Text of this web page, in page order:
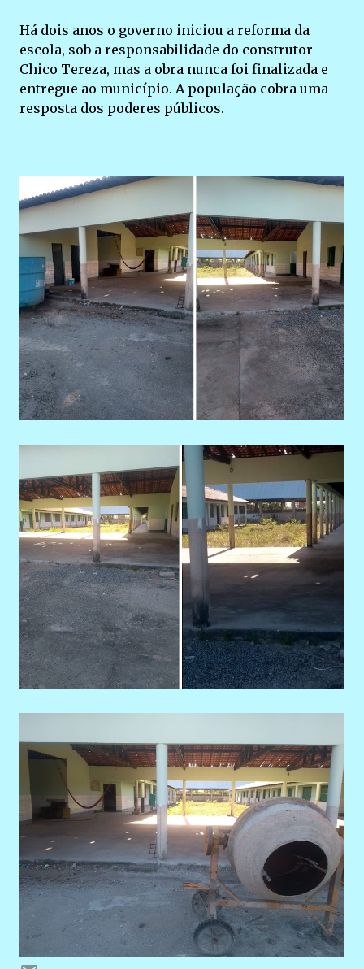
Há dois anos o governo iniciou a reforma da
escola, sob a responsabilidade do construtor
Chico Tereza, mas a obra nunca foi finalizada e
entregue ao município. A população cobra uma
resposta dos poderes públicos.